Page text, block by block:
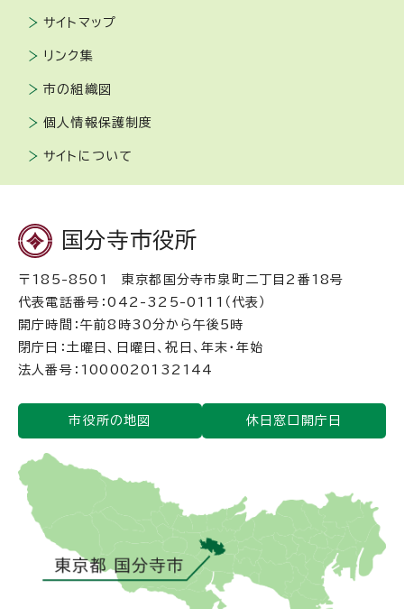
サイトマップ
リンク集
市の組織図
個人情報保護制度
サイトについて
国分寺市役所
〒185-8501 東京都国分寺市泉町二丁目2番18号
代表電話番号：042-325-0111（代表）
開庁時間：午前8時30分から午後5時
閉庁日：土曜日、日曜日、祝日、年末・年始
法人番号：1000020132144
市役所の地図 休日窓口開庁日